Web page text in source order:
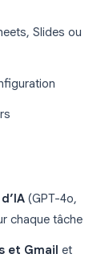
Slides ou
(GPT-4o,
chaque tâche
et Gmail et